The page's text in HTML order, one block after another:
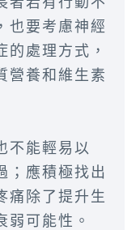
也要考慮神經
的處理方式，
營養和維生素
不能輕易以
；應積極找出
痛除了提升生
弱可能性。